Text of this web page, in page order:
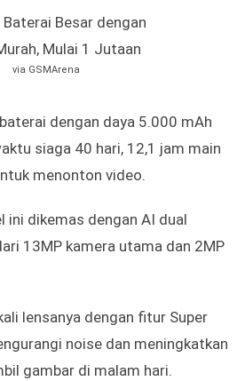
via GSMArena
dengan daya 5.000 mAh
siaga 40 hari, 12,1 jam main
menonton video.
ini dikemas dengan AI dual
13MP kamera utama dan 2MP
lensanya dengan fitur Super
noise dan meningkatkan
gambar di malam hari.